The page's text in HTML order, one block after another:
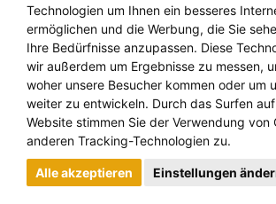
Technologien um Ihnen ein besseres
ermöglichen und die Werbung, die Sie
Ihre Bedürfnisse anzupassen. Diese
wir außerdem um Ergebnisse zu messen,
woher unsere Besucher kommen oder um
weiter zu entwickeln. Durch das Surfen
Website stimmen Sie der Verwendung von
anderen Tracking-Technologien zu.
Alle akzeptieren Einstellungen
Bookingagenturen
Alle Informationen
Copyright © 2019 - 2026 festival-